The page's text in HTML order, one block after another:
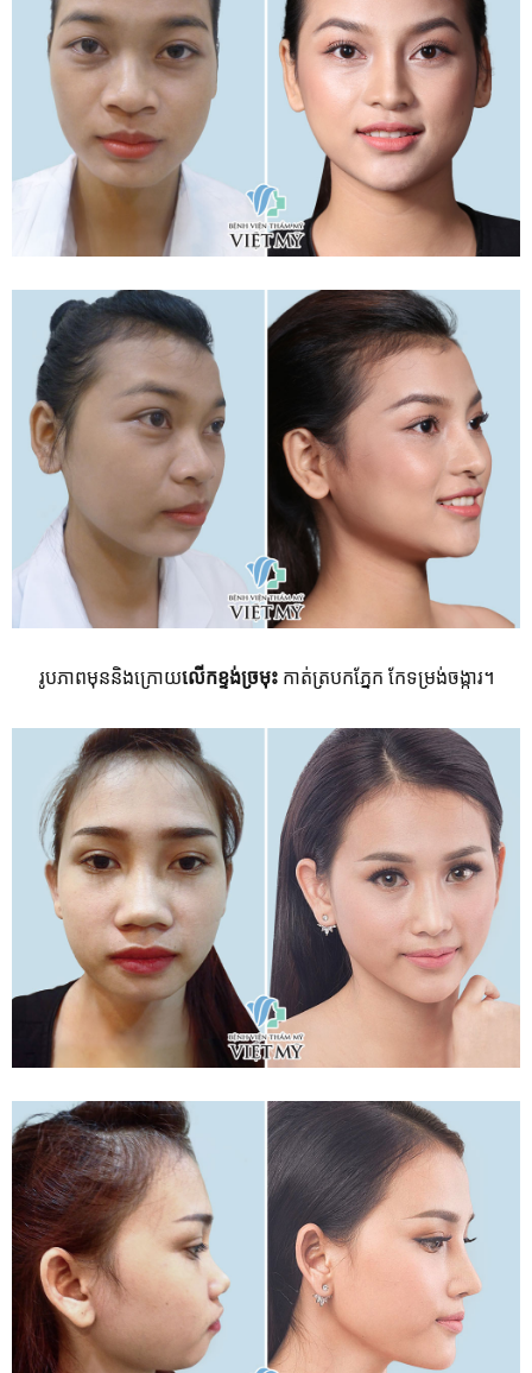
រូបភាពមុននិងក្រោយលើកខ្ទង់ច្រមុះ​ កាត់ត្របកភ្នែក កែទម្រង់ចង្ការ។